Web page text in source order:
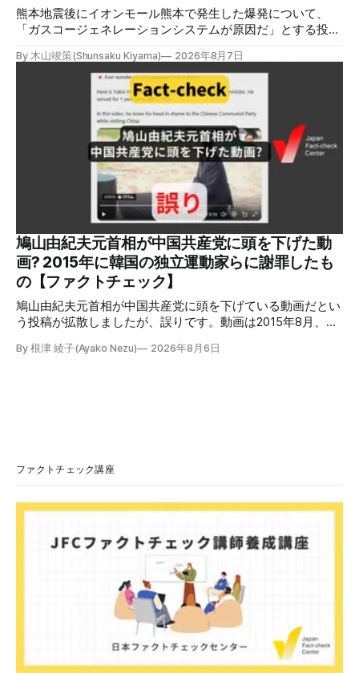
熊本地震後にイオンモール熊本で発生した爆発について、
「ガスコージェネレーションシステムが原因だ」とする投稿
ジェネレーションやガス発電機は設置していないことを確認
している」と発表し、LPガスが原因だった可能性が高いと説
明しています。またイオンは5日、事故原因を調べる事故調
査委員会を設置すると発表しました。 検証対象 拡散した投
ガスを燃料としてガスエンジンやガスタービンで発電し、排
熱を冷暖房などに利用する「ガスコージェネレーション」が
原因だとする投稿が拡散した（例1、例2）。 検証する理由
ソーシャルリスニングツールMeltwaterで調べると、これら
の投稿の表示回数は少なくとも合計194万回を超えている。
爆発の原因をめぐって、さまざまな根拠不明の情報が飛び交
っているため検証する。 検証過程 イオンモール熊本の爆発
2026年7月28日午後16時27分ごろ、熊本県で震度7の地震が
発生した。午後6時ごろ、嘉島町のショッピングセンター
「イ
By 木山竣策(Shunsaku Kiyama) 2026年8月7日
鳩山由紀夫元首相が中国共産党に頭を下げた動
画? 2015年に韓国の独立運動家らに謝罪したも
の【ファクトチェック】
鳩山由紀夫元首相が中国共産党に頭を下げている動画だとい
う投稿が拡散しましたが、誤りです。動画は2015年8月、鳩
立運動家らに謝罪した映像です。中国共産党に対して頭を下
拡散した。 検証する理由 8月6日現在、投稿は200回以上リ
いてあるように見えます」などの英語の指摘もあるが、「日
「共産主義者に恥じて頭を下げるべき人はいない」など、拡
散した投稿を真に受けた反応も多いため検証する。 検証過
By 根津 綾子(Ayako Nezu) 2026年8月6日
ファクトチェック講座